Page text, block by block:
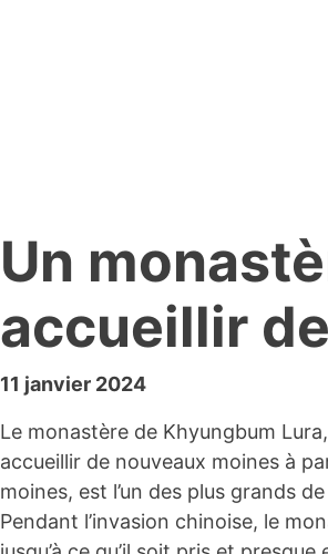
Un
accueillir
11 janvier 2024
Le monastère de Khyungbum
accueillir de nouveaux moines à
moines, est l’un des plus grands
Pendant l’invasion chinoise, le